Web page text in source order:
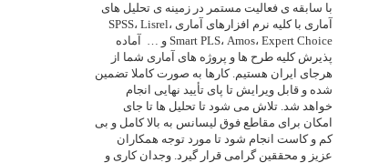
با سابقه ی فعالیت مستمر در زمینه ی تحلیل های
آماری با کلیه نرم افزارهای آماری SPSS، Lisrel،
Smart PLS، Amos، Expert Choice و … آماده
پذیرش کلیه طرح ها و پروژه های آماری شما از
هرجای ایران هستیم. کارها به صورت کاملا تضمین
شده و قابل ویرایش تا پای تأیید نهایی انجام
خواهد شد. تلاش می شود تا تحلیل ها تا جای
امکان برای مقاطع فوق لیسانس به بالا کامل و بی
کم و کاست انجام شود تا مورد توجه همکاران
عزیز و محققین گرامی قرار گیرد. وجدان کاری و